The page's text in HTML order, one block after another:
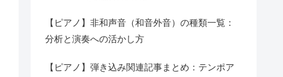
【ピアノ】非和声音（和音外音）の種類一覧：
分析と演奏への活かし方
【ピアノ】弾き込み関連記事まとめ：テンポア